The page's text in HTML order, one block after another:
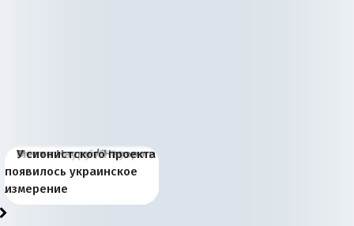
Киевская марионетка
Запада рассказала о
«переобувании» хозяев
В России назрели
перемены: 15 шагов к
суверенной экономике
Миграционный пожар
Европы
Россия начинает
сбрасывать балласт
Анкориджа
Россия зимой 1904
года: первые уступки во
внутренней политике
Русская нация вчера и
сегодня
Почему правый крах в
Варшаве не поможет её
отношениям с Россией?
Место Науру / Науэро в
современной истории
Южной Осетии
У сионистского проекта
появилось украинское
измерение